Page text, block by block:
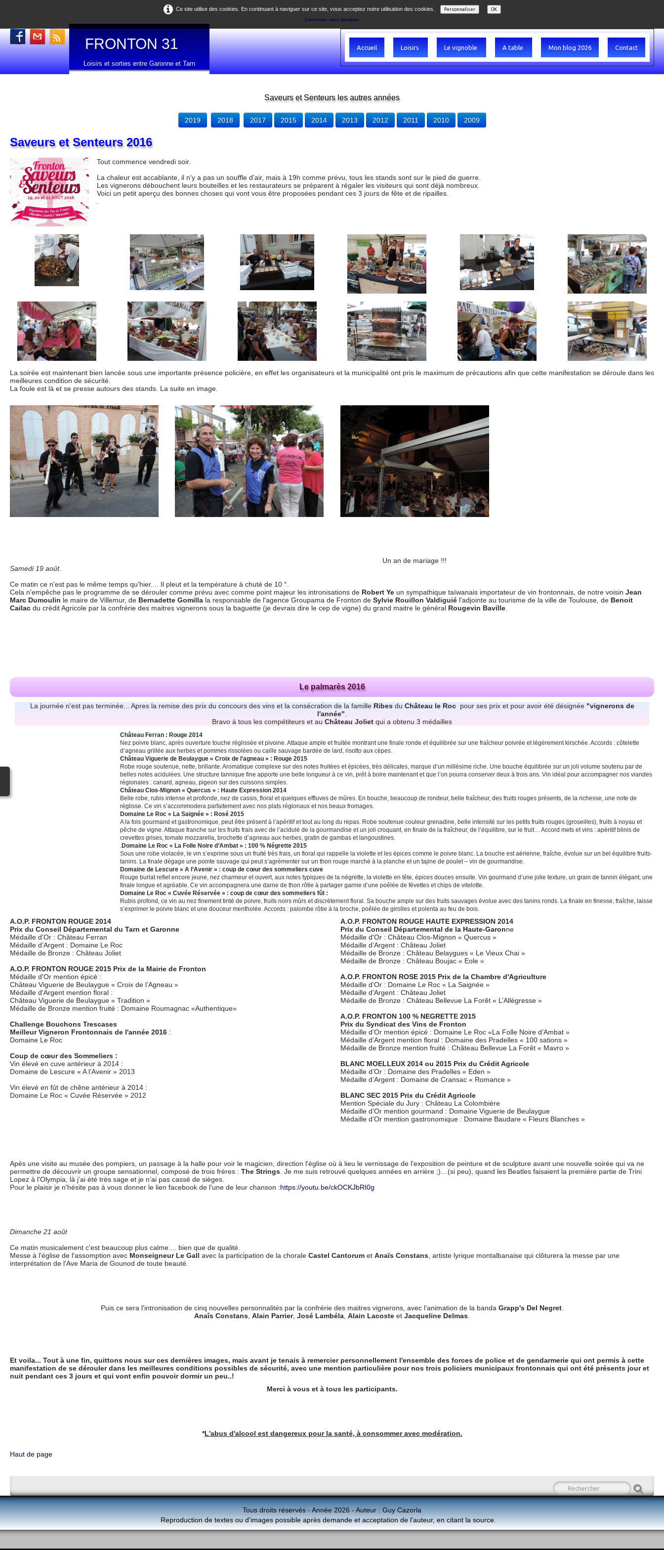
Ce site utilise des cookies. En continuant à naviguer sur ce site, vous acceptez notre utilisation des cookies. Personnaliser OK
Continuer sans accepter
FRONTON 31
Loisirs et sorties entre Garonne et Tarn
Accueil Loisirs Le vignoble A table Mon blog 2026 Contact
Saveurs et Senteurs les autres années
2019 2018 2017 2015 2014 2013 2012 2011 2010 2009
Saveurs et Senteurs 2016
Tout commence vendredi soir.
La chaleur est accablante, il n'y a pas un souffle d'air, mais à 19h comme prévu, tous les stands sont sur le pied de guerre.
Les vignerons débouchent leurs bouteilles et les restaurateurs se préparent à régaler les visiteurs qui sont déjà nombreux.
Voici un petit aperçu des bonnes choses qui vont vous être proposées pendant ces 3 jours de fête et de ripailles.
La soirée est maintenant bien lancée sous une importante présence policière, en effet les organisateurs et la municipalité ont pris le maximum de précautions afin que cette manifestation se déroule dans les
meilleures condition de sécurité.
La foule est là et se presse autours des stands. La suite en image.
Un an de mariage !!!
Samedi 19 août.
Ce matin ce n'est pas le même temps qu'hier.... Il pleut et la température à chuté de 10 °.
Cela n'empêche pas le programme de se dérouler comme prévu avec comme point majeur les intronisations de Robert Ye un sympathique taïwanais importateur de vin frontonnais, de notre voisin Jean
Marc Dumoulin le maire de Villemur, de Bernadette Gomilla la responsable de l'agence Groupama de Fronton de Sylvie Rouillon Valdiguié l'adjointe au tourisme de la ville de Toulouse, de Benoit
Cailac du crédit Agricole par la confrérie des maitres vignerons sous la baguette (je devrais dire le cep de vigne) du grand maitre le général Rougevin Baville
Le palmarès 2016
La journée n'est pas terminée... Apres la remise des prix du concours des vins et la consécration de la famille Ribes du Château le Rocpour ses prix et pour avoir été désignée "vignerons de
l'année"
Bravo à tous les compétiteurs et au Château Joliet qui a obtenu 3 médailles
Château Ferran : Rouge 2014
Nez poivre blanc, après ouverture touche réglissée et pivoine. Attaque ample et fruitée montrant une finale ronde et équilibrée sur une fraîcheur poivrée et légèrement kirschée. Accords : côtelette
d’agneau grillée aux herbes et pommes rissolées ou caille sauvage bardée de lard, risotto aux cèpes.
Château Viguerie de Beulaygue « Croix de l’agneau » : Rouge 2015
Robe rouge soutenue, nette, brillante. Aromatique complexe sur des notes fruitées et épicées, très délicates, marque d’un millésime riche. Une bouche équilibrée sur un joli volume soutenu par de
belles notes acidulées. Une structure tannique fine apporte une belle longueur à ce vin, prêt à boire maintenant et que l’on pourra conserver deux à trois ans. Vin idéal pour accompagner nos viandes
régionales : canard, agneau, pigeon sur des cuissons simples.
Château Clos-Mignon « Quercus » : Haute Expression 2014
Belle robe, rubis intense et profonde, nez de cassis, floral et quelques effluves de mûres. En bouche, beaucoup de rondeur, belle fraîcheur, des fruits rouges présents, de la richesse, une note de
réglisse. Ce vin s’accommodera parfaitement avec nos plats régionaux et nos beaux fromages.
Domaine Le Roc « La Saignée » : Rosé 2015
A la fois gourmand et gastronomique, peut être présent à l’apéritif et tout au long du repas. Robe soutenue couleur grenadine, belle intensité sur les petits fruits rouges (groseilles), fruits à noyau et
pêche de vigne. Attaque franche sur les fruits frais avec de l’acidulé de la gourmandise et un joli croquant, en finale de la fraîcheur, de l’équilibre, sur le fruit… Accord mets et vins : apéritif blinis de
crevettes grises, tomate mozzarella, brochette d’agneau aux herbes, gratin de gambas et langoustines.
Domaine Le Roc « La Folle Noire d’Ambat » : 100 % Négrette 2015
Sous une robe violacée, le vin s’exprime sous un fruité très frais, un floral qui rappelle la violette et les épices comme le poivre blanc. La bouche est aérienne, fraîche, évolue sur un bel équilibre fruits-
tanins. La finale dégage une pointe sauvage qui peut s’agrémenter sur un thon rouge marché à la planche et un tajine de poulet – vin de gourmandise.
Domaine de Lescure « A l’Avenir » : coup de cœur des sommeliers cuve
Rouge burlat reflet encore jeune, nez charmeur et ouvert, aux notes typiques de la négrette, la violette en tête, épices douces ensuite. Vin gourmand d’une jolie texture, un grain de tannin élégant, une
finale longue et agréable. Ce vin accompagnera une darne de thon rôtie à partager garnie d’une poêlée de févettes et chips de vitelotte.
Domaine Le Roc « Cuvée Réservée » : coup de cœur des sommeliers fût :
Rubis profond, ce vin au nez finement tinté de poivre, fruits noirs mûrs et discrètement floral. Sa bouche ample sur des fruits sauvages évolue avec des tanins ronds. La finale en finesse, fraîche, laisse
s’exprimer le poivre blanc et une douceur mentholée. Accords : palombe rôtie à la broche, poêlée de girolles et polenta au feu de bois.
A.O.P. FRONTON ROUGE 2014
Prix du Conseil Départemental du Tarn et Garonne
Médaille d'Or : Château Ferran
Médaille d’Argent : Domaine Le Roc
Médaille de Bronze : Château Joliet
A.O.P. FRONTON ROUGE 2015 Prix de la Mairie de Fronton
Médaille d'Or mention épicé :
Château Viguerie de Beulaygue « Croix de l’Agneau »
Médaille d'Argent mention floral :
Château Viguerie de Beulaygue « Tradition »
Médaille de Bronze mention fruité : Domaine Roumagnac «Authentique»
Challenge Bouchons Trescases
Meilleur Vigneron Frontonnais de l'année 2016 :
Domaine Le Roc
Coup de cœur des Sommeliers :
Vin élevé en cuve antérieur à 2014 :
Domaine de Lescure « A l’Avenir » 2013
Vin élevé en fût de chêne antérieur à 2014 :
Domaine Le Roc « Cuvée Réservée » 2012
A.O.P. FRONTON ROUGE HAUTE EXPRESSION 2014
Prix du Conseil Départemental de la Haute-Garonne
Médaille d'Or : Château Clos-Mignon « Quercus »
Médaille d’Argent : Château Joliet
Médaille de Bronze : Château Belaygues « Le Vieux Chai »
Médaille de Bronze : Château Boujac « Eole »
A.O.P. FRONTON ROSE 2015 Prix de la Chambre d'Agriculture
Médaille d'Or : Domaine Le Roc « La Saignée »
Médaille d'Argent : Château Joliet
Médaille de Bronze : Château Bellevue La Forêt « L’Allégresse »
A.O.P. FRONTON 100 % NEGRETTE 2015
Prix du Syndicat des Vins de Fronton
Médaille d’Or mention épicé : Domaine Le Roc «La Folle Noire d’Ambat »
Médaille d’Argent mention floral : Domaine des Pradelles « 100 sations »
Médaille de Bronze mention fruité : Château Bellevue La Forêt « Mavro »
BLANC MOELLEUX 2014 ou 2015 Prix du Crédit Agricole
Médaille d’Or : Domaine des Pradelles « Eden »
Médaille d’Argent : Domaine de Cransac « Romance »
BLANC SEC 2015 Prix du Crédit Agricole
Mention Spéciale du Jury : Château La Colombière
Médaille d’Or mention gourmand : Domaine Viguerie de Beulaygue
Médaille d’Or mention gastronomique : Domaine Baudare « Fleurs Blanches »
Apès une visite au musée des pompiers, un passage à la halle pour voir le magicien, direction l'église où à lieu le vernissage de l'exposition de peinture et de sculpture avant une nouvelle soirée qui va ne
permettre de découvrir un groupe sensationnel, composé de trois frères : The Strings . Je me suis retrouvé quelques années en arrière ;)…(si peu), quand les Beatles faisaient la première partie de Trini
Lopez à l'Olympia, là j’ai été très sage et je n’ai pas cassé de sièges.
Pour le plaisir je n'hésite pas à vous donner le lien facebook de l'une de leur chanson :https://youtu.be/ckOCKJbRI0g
Dimanche 21 août
Ce matin musicalement c'est beaucoup plus calme.... bien que de qualité.
Messe à l'église de l'assomption avec Monseigneur Le Gall avec la participation de la chorale Castel Cantorum et Anaïs Constans , artiste lyrique montalbanaise qui clôturera la messe par une
interprétation de l'Ave Maria de Gounod de toute beauté.
Puis ce sera l'intronisation de cinq nouvelles personnalités par la confrérie des maitres vignerons, avec l'animation de la banda Grapp's Del Negret.
Anaîs Constans Alain Parrier, José Lambéla Alain Lacoste et Jacqueline Delmas
Et voila... Tout à une fin, quittons nous sur ces dernières images, mais avant je tenais à remercier personnellement l'ensemble des forces de police et de gendarmerie qui ont permis à cette
manifestation de se dérouler dans les meilleures conditions possibles de sécurité, avec une mention particulière pour nos trois policiers municipaux frontonnais qui ont été présents jour et
nuit pendant ces 3 jours et qui vont enfin pouvoir dormir un peu..!
Merci à vous et à tous les participants.
*L'abus d'alcool est dangereux pour la santé, à consommer avec modération.
Haut de page
Tous droits réservés - Année 2026 - Auteur : Guy Cazorla
Reproduction de textes ou d'images possible après demande et acceptation de l'auteur, en citant la source.